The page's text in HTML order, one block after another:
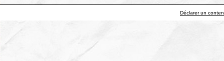
Déclarer un